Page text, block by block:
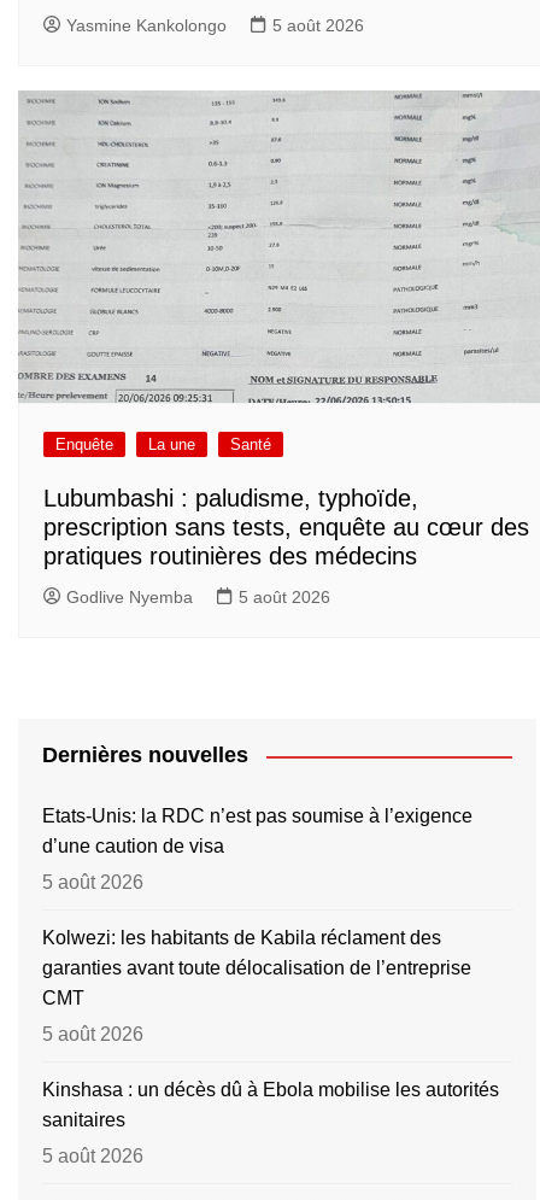
Yasmine Kankolongo 5 août 2026
Enquête La une Santé
Lubumbashi : paludisme, typhoïde,
prescription sans tests, enquête au cœur des
pratiques routinières des médecins
Godlive Nyemba 5 août 2026
Dernières nouvelles
Etats-Unis: la RDC n’est pas soumise à l’exigence
d’une caution de visa
5 août 2026
Kolwezi: les habitants de Kabila réclament des
garanties avant toute délocalisation de l’entreprise
CMT
5 août 2026
Kinshasa : un décès dû à Ebola mobilise les autorités
sanitaires
5 août 2026